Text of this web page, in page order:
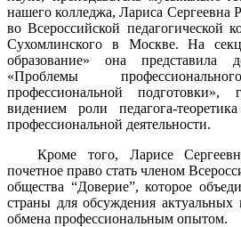
нашего колледжа, Лариса Сергеевна
во Всероссийской педагогической
Сухомлинского в Москве. На
образование» она представила
«Проблемы
профессиональной подготовки»,
видением роли педагога-
профессиональной деятельности.
Кроме того, Ларисе
почетное право стать членом
общества “Доверие”, которое
страны для обсуждения актуальных
обмена профессиональным опытом.